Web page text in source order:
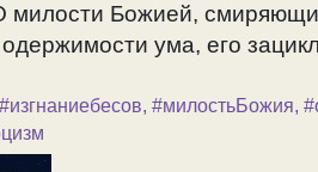
милости Божией,
ума, его
#изгнаниебесов, #милостьБожия,